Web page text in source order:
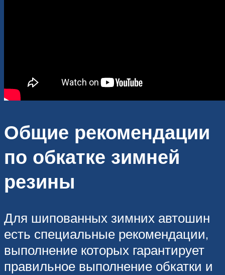
Общие рекомендации
по обкатке зимней
резины
Для шипованных зимних автошин
есть специальные рекомендации,
выполнение которых гарантирует
правильное выполнение обкатки и